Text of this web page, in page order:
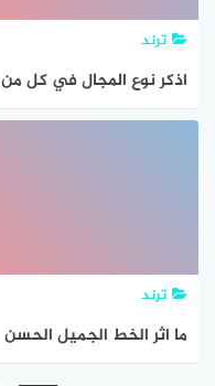
ترند
اذكر نوع المجال في كل من
علم النفس وعلم الاجتماع
ترند
ما اثر الخط الجميل الحسن